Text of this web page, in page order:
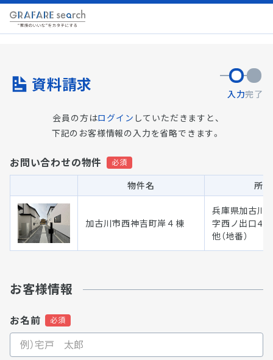
資料請求 入力完了
会員の方はログイン していただきますと、
下記のお客様情報の入力を省略できます。
お問い合わせの物件
物件名 所
加古川市西神吉町岸４棟
兵庫県加古川
字西ノ出口
他（地番）
お客様情報
お名前